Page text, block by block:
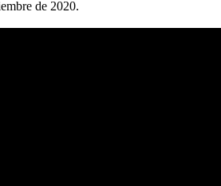
de 2020.